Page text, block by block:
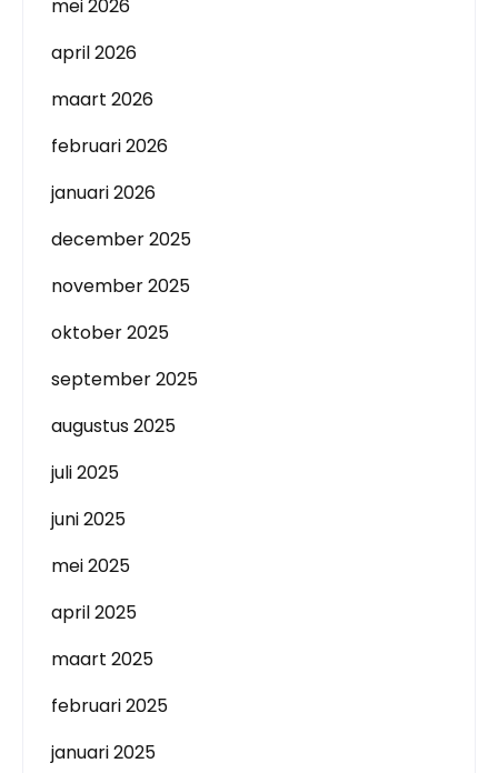
mei 2026
april 2026
maart 2026
februari 2026
januari 2026
december 2025
november 2025
oktober 2025
september 2025
augustus 2025
juli 2025
juni 2025
mei 2025
april 2025
maart 2025
februari 2025
januari 2025